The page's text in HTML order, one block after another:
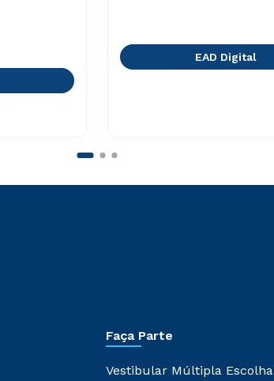
EAD Digital
Faça Parte
Vestibular Múltipla Escolha